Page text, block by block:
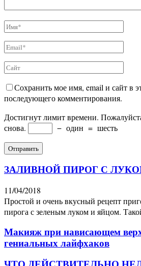
Сохранить мое имя, email и сайт в
последующего комментирования.
Достигнут лимит времени.
снова.
− один = шесть
ЗАЛИВНОЙ ПИРОГ С
11/04/2018
Простой и очень вкусный рецепт
пирога с зеленым луком и яйцом.
Макияж при нависающем
гениальных лайфхаков